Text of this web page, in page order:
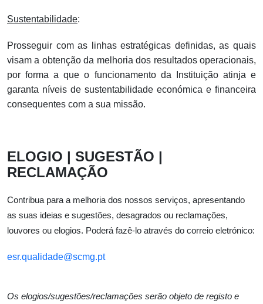
Sustentabilidade:
Prosseguir com as linhas estratégicas definidas, as quais
visam a obtenção da melhoria dos resultados operacionais,
por forma a que o funcionamento da Instituição atinja e
garanta níveis de sustentabilidade económica e financeira
consequentes com a sua missão.
ELOGIO | SUGESTÃO |
RECLAMAÇÃO
Contribua para a melhoria dos nossos serviços, apresentando
as suas ideias e sugestões, desagrados ou reclamações,
louvores ou elogios. Poderá fazê-lo através do correio eletrónico:
esr.qualidade@scmg.pt
Os elogios/sugestões/reclamações serão objeto de registo e